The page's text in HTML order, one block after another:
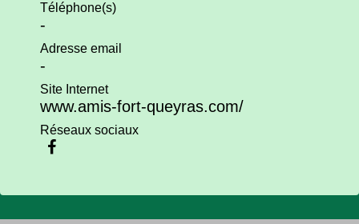
Téléphone(s)
-
Adresse email
-
Site Internet
www.amis-fort-queyras.com/
Réseaux sociaux